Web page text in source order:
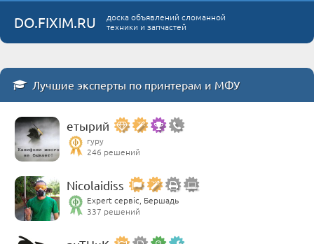
DO.FIXIM.RU
доска объявлений сломанной
техники и запчастей
Лучшие эксперты по принтерам и МФУ
етырий
гуру
246 решений
Nicolaidiss
Expert сервіс, Бершадь
337 решений